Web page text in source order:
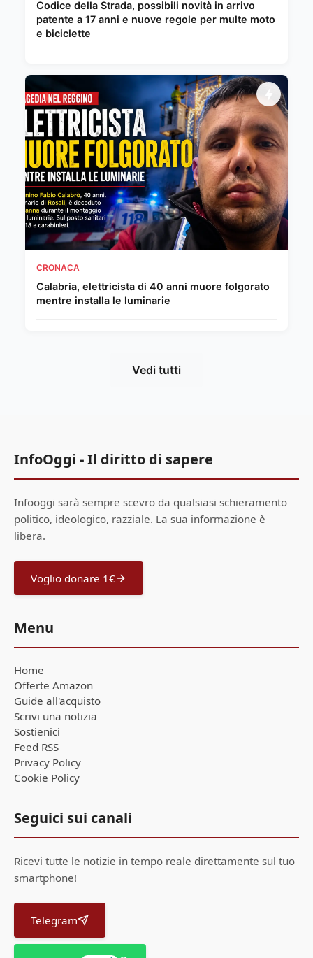
Codice della Strada, possibili novità in arrivo
patente a 17 anni e nuove regole per multe moto
e biciclette
CRONACA
Calabria, elettricista di 40 anni muore folgorato
mentre installa le luminarie
Vedi tutti
InfoOggi - Il diritto di sapere
Infooggi sarà sempre scevro da qualsiasi schieramento
politico, ideologico, razziale. La sua informazione è
libera.
Voglio donare 1€
Menu
Home
Offerte Amazon
Guide all'acquisto
Scrivi una notizia
Sostienici
Feed RSS
Privacy Policy
Cookie Policy
Seguici sui canali
Ricevi tutte le notizie in tempo reale direttamente sul tuo
smartphone!
Telegram